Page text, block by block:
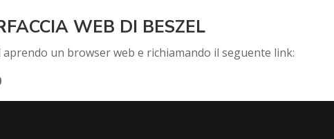
WEB DI BESZEL
aprendo un browser web e richiamando il seguente link: